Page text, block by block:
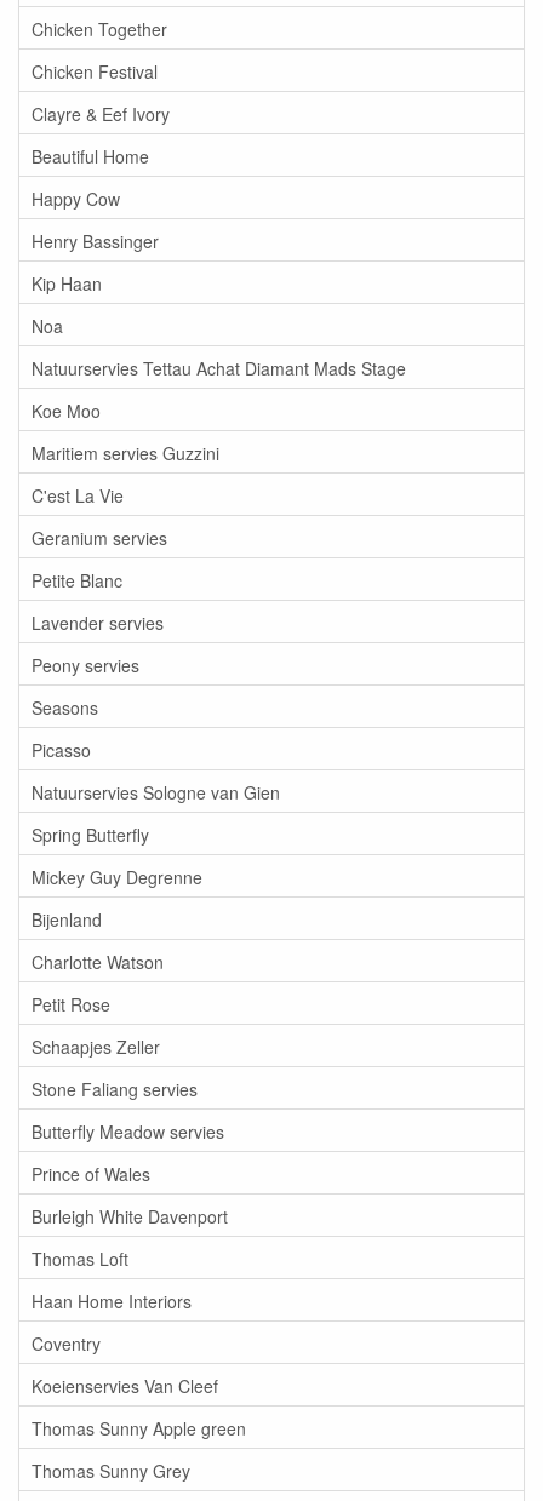
Chicken Together
Chicken Festival
Clayre & Eef Ivory
Beautiful Home
Happy Cow
Henry Bassinger
Kip Haan
Noa
Natuurservies Tettau Achat Diamant Mads Stage
Koe Moo
Maritiem servies Guzzini
C'est La Vie
Geranium servies
Petite Blanc
Lavender servies
Peony servies
Seasons
Picasso
Natuurservies Sologne van Gien
Spring Butterfly
Mickey Guy Degrenne
Bijenland
Charlotte Watson
Petit Rose
Schaapjes Zeller
Stone Faliang servies
Butterfly Meadow servies
Prince of Wales
Burleigh White Davenport
Thomas Loft
Haan Home Interiors
Coventry
Koeienservies Van Cleef
Thomas Sunny Apple green
Thomas Sunny Grey